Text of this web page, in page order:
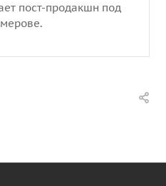
пост-продакшн под